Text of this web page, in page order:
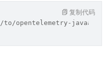
/to/opentelemetry-
复制代码